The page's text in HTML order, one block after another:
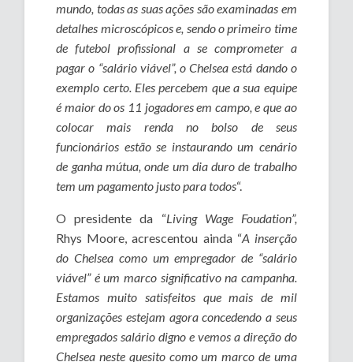
mundo, todas as suas ações são examinadas em
detalhes microscópicos e, sendo o primeiro time
de futebol profissional a se comprometer a
pagar o “salário viável”, o Chelsea está dando o
exemplo certo. Eles percebem que a sua equipe
é maior do os 11 jogadores em campo, e que ao
colocar mais renda no bolso de seus
funcionários estão se instaurando um cenário
de ganha mútua, onde um dia duro de trabalho
tem um pagamento justo para todos“.
O presidente da “Living Wage Foudation”,
Rhys Moore, acrescentou ainda “A inserção
do Chelsea como um empregador de “salário
viável” é um marco significativo na campanha.
Estamos muito satisfeitos que mais de mil
organizações estejam agora concedendo a seus
empregados salário digno e vemos a direção do
Chelsea neste quesito como um marco de uma